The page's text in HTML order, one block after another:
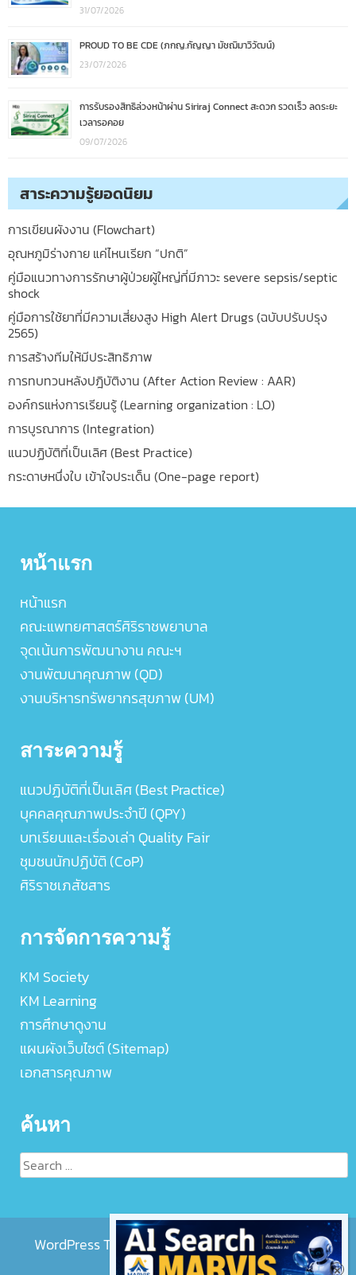
31/07/2026
PROUD TO BE CDE (ภกญ.กัญญา มัชฌิมาวิวัฒน์)
23/07/2026
การรับรองสิทธิล่วงหน้าผ่าน Siriraj Connect สะดวก รวดเร็ว ลดระยะ
เวลารอคอย
09/07/2026
สาระความรู้ยอดนิยม
การเขียนผังงาน (Flowchart)
อุณหภูมิร่างกาย แค่ไหนเรียก “ปกติ”
คู่มือแนวทางการรักษาผู้ป่วยผู้ใหญ่ที่มีภาวะ severe sepsis/septic
shock
คู่มือการใช้ยาที่มีความเสี่ยงสูง High Alert Drugs (ฉบับปรับปรุง
2565)
การสร้างทีมให้มีประสิทธิภาพ
การทบทวนหลังปฎิบัติงาน (After Action Review : AAR)
องค์กรแห่งการเรียนรู้ (Learning organization : LO)
การบูรณาการ (Integration)
แนวปฏิบัติที่เป็นเลิศ (Best Practice)
กระดาษหนึ่งใบ เข้าใจประเด็น (One-page report)
หน้าแรก
หน้าแรก
คณะแพทยศาสตร์ศิริราชพยาบาล
จุดเน้นการพัฒนางาน คณะฯ
งานพัฒนาคุณภาพ (QD)
งานบริหารทรัพยากรสุขภาพ (UM)
สาระความรู้
แนวปฏิบัติที่เป็นเลิศ (Best Practice)
บุคคลคุณภาพประจำปี (QPY)
บทเรียนและเรื่องเล่า Quality Fair
ชุมชนนักปฏิบัติ (CoP)
ศิริราชเภสัชสาร
การจัดการความรู้
KM Society
KM Learning
การศึกษาดูงาน
แผนผังเว็บไซต์ (Sitemap)
เอกสารคุณภาพ
ค้นหา
Search
for:
WordPress Theme :EightMedi Liteby 8Degree
Themes